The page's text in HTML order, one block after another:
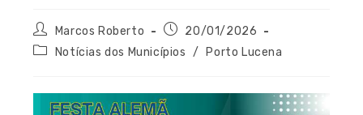
Marcos Roberto
20/01/2026
Notícias dos Municípios
/ Porto Lucena